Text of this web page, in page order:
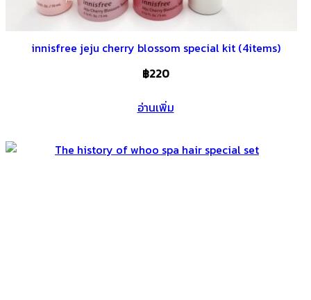
innisfree jeju cherry blossom special kit (4items)
฿220
อ่านเพิ่ม